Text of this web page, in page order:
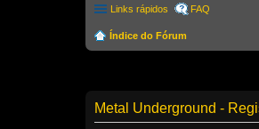
Links rápidos FAQ
Índice do Fórum
Metal Underground -